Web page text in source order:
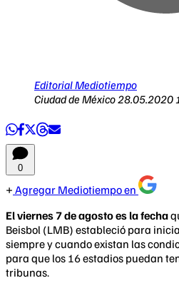
Editorial Mediotiempo
Ciudad de México28.05.2020
0
Agregar Mediotiempo en
El viernes 7 de agosto es la fecha
Beisbol (LMB) estableció para
siempre y cuando existan las
para que los 16 estadios puedan
tribunas.